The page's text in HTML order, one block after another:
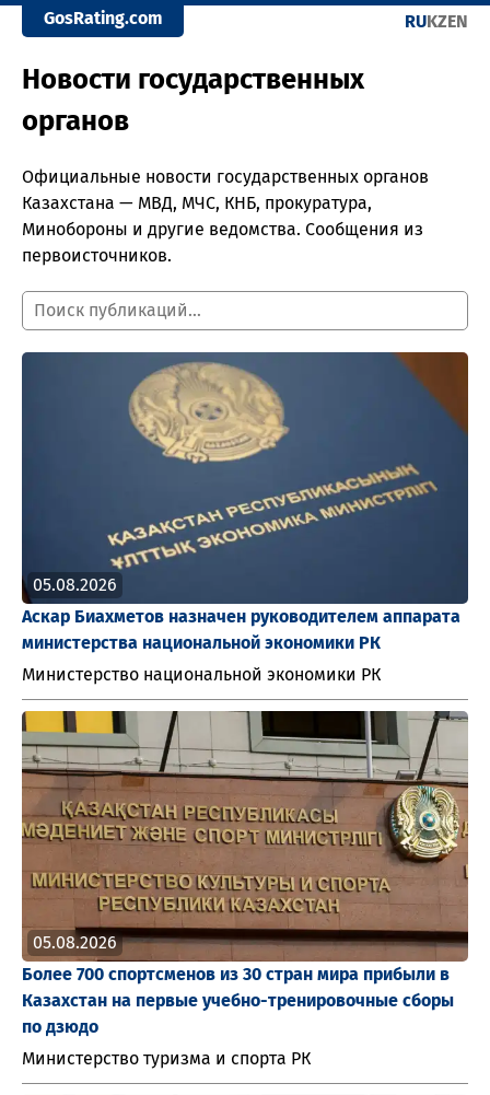
GosRating.com RUKZEN
Новости государственных
органов
Официальные новости государственных органов
Казахстана — МВД, МЧС, КНБ, прокуратура,
Минобороны и другие ведомства. Сообщения из
первоисточников.
Поиск
05.08.2026
Аскар Биахметов назначен руководителем аппарата
министерства национальной экономики РК
Министерство национальной экономики РК
05.08.2026
Более 700 спортсменов из 30 стран мира прибыли в
Казахстан на первые учебно-тренировочные сборы
по дзюдо
Министерство туризма и спорта РК